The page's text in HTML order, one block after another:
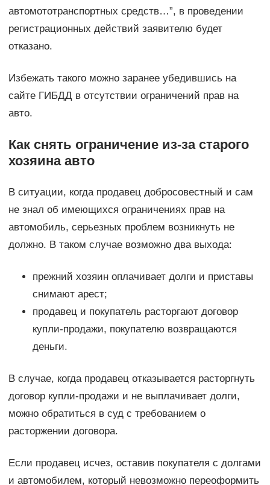
автомототранспортных средств…”, в проведении
регистрационных действий заявителю будет
отказано.
Избежать такого можно заранее убедившись на
сайте ГИБДД в отсутствии ограничений прав на
авто.
Как снять ограничение из-за старого
хозяина авто
В ситуации, когда продавец добросовестный и сам
не знал об имеющихся ограничениях прав на
автомобиль, серьезных проблем возникнуть не
должно. В таком случае возможно два выхода:
прежний хозяин оплачивает долги и приставы
снимают арест;
продавец и покупатель расторгают договор
купли-продажи, покупателю возвращаются
деньги.
В случае, когда продавец отказывается расторгнуть
договор купли-продажи и не выплачивает долги,
можно обратиться в суд с требованием о
расторжении договора.
Если продавец исчез, оставив покупателя с долгами
и автомобилем, который невозможно переоформить